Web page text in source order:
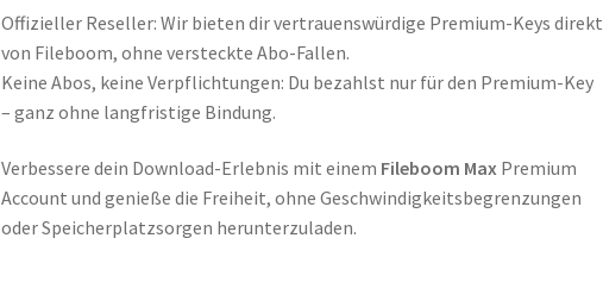
Offizieller Reseller: Wir bieten dir vertrauenswürdige Premium-Keys direkt
von Fileboom, ohne versteckte Abo-Fallen.
Keine Abos, keine Verpflichtungen: Du bezahlst nur für den Premium-Key
– ganz ohne langfristige Bindung.
Verbessere dein Download-Erlebnis mit einem Fileboom MaxPremium
Account und genieße die Freiheit, ohne Geschwindigkeitsbegrenzungen
oder Speicherplatzsorgen herunterzuladen.